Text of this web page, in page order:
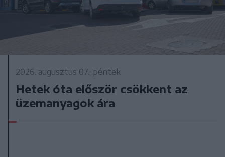
2026. augusztus 07., péntek
Hetek óta először csökkent az
üzemanyagok ára